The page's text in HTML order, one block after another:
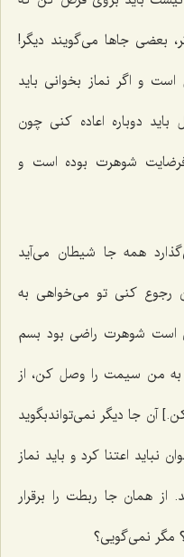
بعضی جاها می‌گویند دیگر!
و اگر نماز بخوانی باید
دوباره اعاده کنی چون
شوهرت بوده است و
همه جا شیطان می‌آید
رجوع کنی تو می‌خواهی به
است شوهرت راضی بود بسم
به من سیمت را وصل کن، از
آن جا دیگر نمی‌تواندبگوید
نباید اعتنا کرد و باید نماز
از همان جا ربطت را برقرار
نمی‌گویی؟